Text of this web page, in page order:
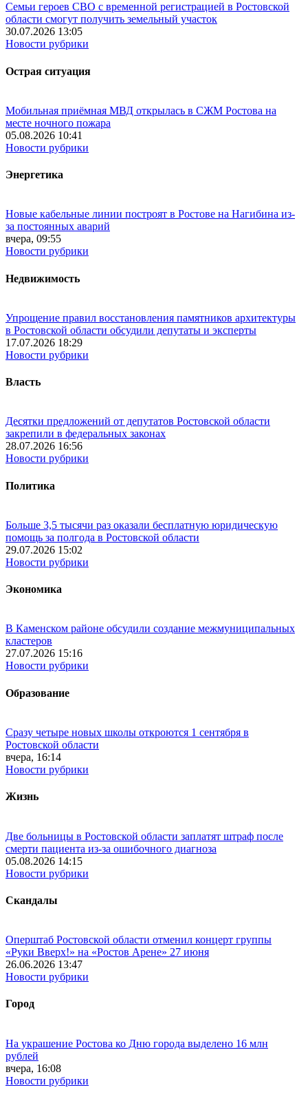
Семьи героев СВО с временной регистрацией в Ростовской
области смогут получить земельный участок
30.07.2026 13:05
Новости рубрики
Острая ситуация
Мобильная приёмная МВД открылась в СЖМ Ростова на
месте ночного пожара
05.08.2026 10:41
Новости рубрики
Энергетика
Новые кабельные линии построят в Ростове на Нагибина из-
за постоянных аварий
вчера, 09:55
Новости рубрики
Недвижимость
Упрощение правил восстановления памятников архитектуры
в Ростовской области обсудили депутаты и эксперты
17.07.2026 18:29
Новости рубрики
Власть
Десятки предложений от депутатов Ростовской области
закрепили в федеральных законах
28.07.2026 16:56
Новости рубрики
Политика
Больше 3,5 тысячи раз оказали бесплатную юридическую
помощь за полгода в Ростовской области
29.07.2026 15:02
Новости рубрики
Экономика
В Каменском районе обсудили создание межмуниципальных
кластеров
27.07.2026 15:16
Новости рубрики
Образование
Сразу четыре новых школы откроются 1 сентября в
Ростовской области
вчера, 16:14
Новости рубрики
Жизнь
Две больницы в Ростовской области заплатят штраф после
смерти пациента из-за ошибочного диагноза
05.08.2026 14:15
Новости рубрики
Скандалы
Оперштаб Ростовской области отменил концерт группы
«Руки Вверх!» на «Ростов Арене» 27 июня
26.06.2026 13:47
Новости рубрики
Город
На украшение Ростова ко Дню города выделено 16 млн
рублей
вчера, 16:08
Новости рубрики